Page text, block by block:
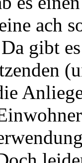
ach
gibt